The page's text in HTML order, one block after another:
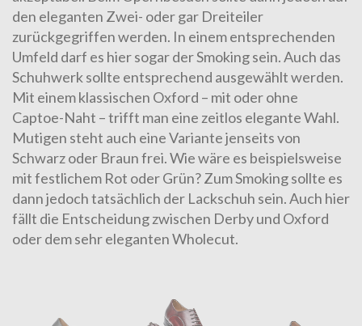
den eleganten Zwei- oder gar Dreiteiler
zurückgegriffen werden. In einem entsprechenden
Umfeld darf es hier sogar der Smoking sein. Auch das
Schuhwerk sollte entsprechend ausgewählt werden.
Mit einem klassischen Oxford – mit oder ohne
Captoe-Naht – trifft man eine zeitlos elegante Wahl.
Mutigen steht auch eine Variante jenseits von
Schwarz oder Braun frei. Wie wäre es beispielsweise
mit festlichem Rot oder Grün? Zum Smoking sollte es
dann jedoch tatsächlich der Lackschuh sein. Auch hier
fällt die Entscheidung zwischen Derby und Oxford
oder dem sehr eleganten Wholecut.